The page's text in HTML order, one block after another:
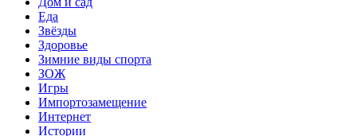
Еда
Звёзды
Здоровье
Зимние виды спорта
ЗОЖ
Игры
Импортозамещение
Интернет
Истории